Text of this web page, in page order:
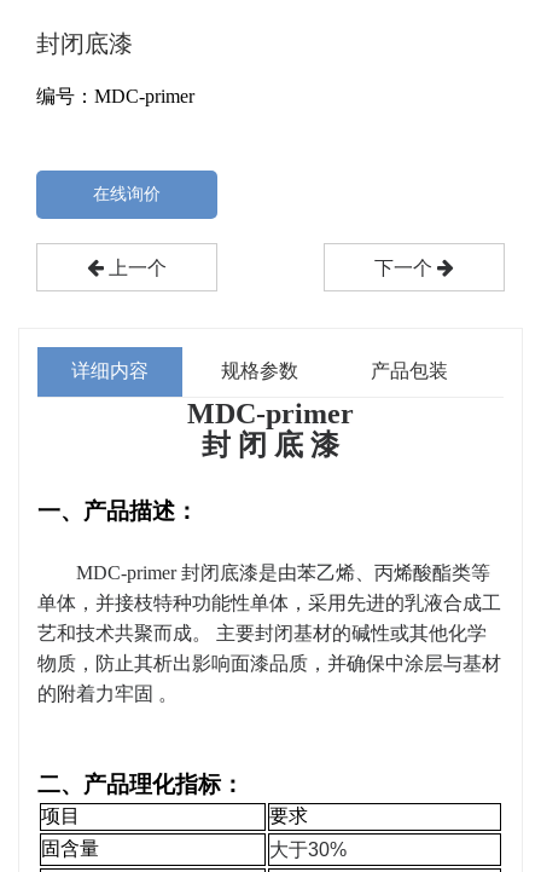
封闭底漆
编号：MDC-primer
在线询价
上一个 下一个
详细内容 规格参数 产品包装
MDC-primer
封 闭 底 漆
一、产品描述：
MDC-primer 封闭底漆是由苯乙烯、丙烯酸酯类等
单体，并接枝特种功能性单体，采用先进的乳液合成工
艺和技术共聚而成。 主要封闭基材的碱性或其他化学
物质，防止其析出影响面漆品质，并确保中涂层与基材
的附着力牢固 。
二、产品理化指标：
项目
要求
固含量
大于30%